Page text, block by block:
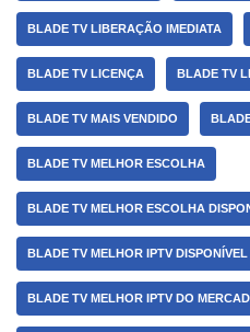
BLADE TV LIBERAÇÃO IMEDIATA
BLADE TV LICENÇA BLADE TV
BLADE TV MAIS VENDIDO
BLADE TV MELHOR ESCOLHA
BLADE TV MELHOR ESCOLHA
BLADE TV MELHOR IPTV DISPONÍVEL
BLADE TV MELHOR IPTV DO